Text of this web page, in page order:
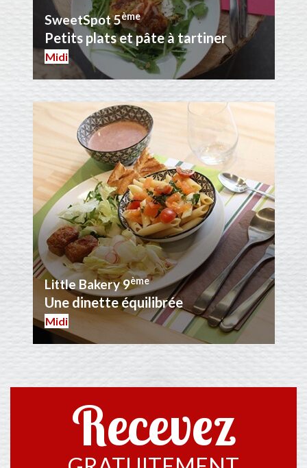
SweetSpot 5ème
Petits plats et pâte à tartiner
Midi
Little Bakery 9ème
Une dinette équilibrée
Midi
Recevez